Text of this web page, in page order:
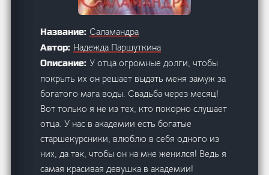
Название:Саламандра
Автор: Надежда Паршуткина
Описание:У отца огромные долги, чтобы
покрыть их он решает выдать меня замуж за
богатого мага воды. Свадьба через месяц!
Вот только я не из тех, кто покорно слушает
отца. У нас в академии есть богатые
старшекурсники, влюблю в себя одного из
них, да так, чтобы он на мне женился! Ведь я
самая красивая девушка в академии!